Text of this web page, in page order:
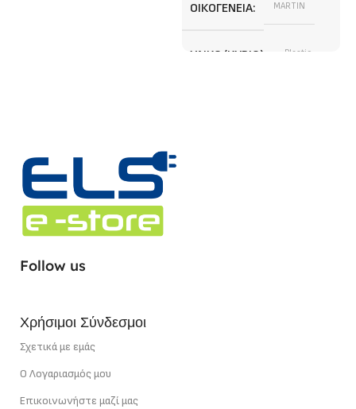
ΟΙΚΟΓΈΝΕΙΑ MARTIN
ΥΛΙΚΌ (ΚΎΡΙΟ) Plastic
Follow us
Χρήσιμοι Σύνδεσμοι
Σχετικά με εμάς
Ο Λογαριασμός μου
Επικοινωνήστε μαζί μας